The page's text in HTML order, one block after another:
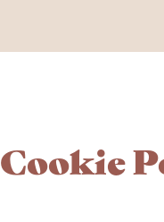
Cookie